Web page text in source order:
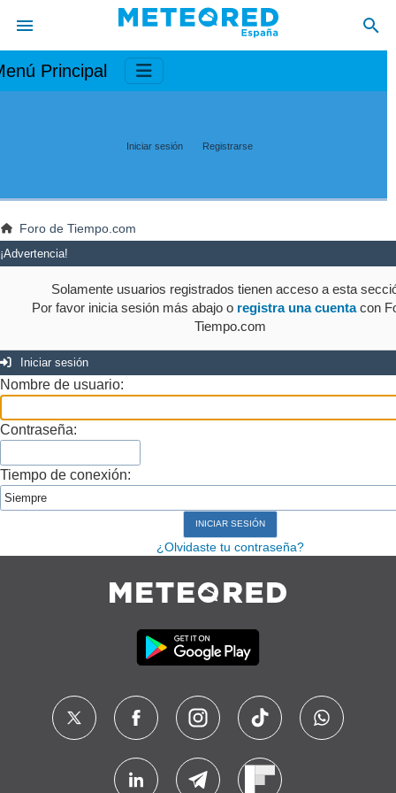
Principal
Iniciar sesión Registrarse
Foro de Tiempo.com
¡Advertencia!
Solamente usuarios registrados tienen acceso a esta
Por favor inicia sesión más abajo o registra una cuentacon
Tiempo.com
Iniciar sesión
Nombre de usuario:
Contraseña:
Tiempo de conexión:
¿Olvidaste tu contraseña?